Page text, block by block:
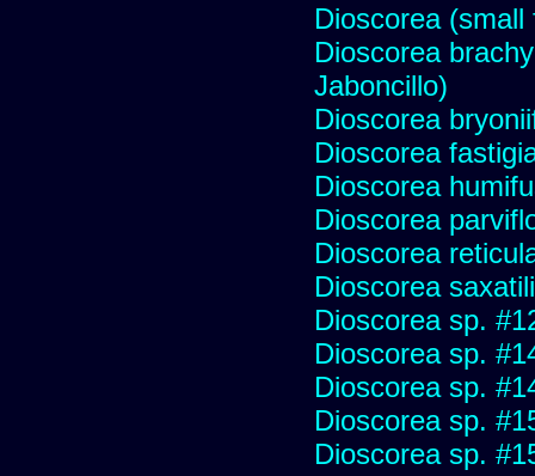
Dioscorea
Dioscorea
Jaboncillo)
Dioscorea
Dioscorea
Dioscorea
Dioscorea
Dioscorea
Dioscorea
Dioscorea sp.
Dioscorea sp.
Dioscorea sp.
Dioscorea sp.
Dioscorea sp.